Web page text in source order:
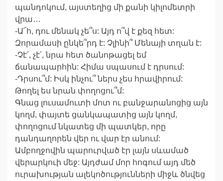
պանդոկում, այստեղից մի քանի կիլոմետրի
վրա…
-Ա՜հ, դու մենակ չե՞ս: Այդ ո՞վ է քեզ հետ:
Զորամասի ընկե՞րդ է: Չլինի՞ Մենայի տղան է:
-Չէ՛, չէ՛, նրա հետ ծանոթացել եմ
ճանապարհին: Հիմա սպասում է դրսում:
-Դրսու՞մ: Իսկ ինչու՞ ներս չես հրավիրում:
Թողել ես նրան փողոցու՞մ:
Գնաց լուսամուտի մոտ ու բանջարանոցից այն
կողմ, փայտե ցանկապատից այն կողմ,
փողոցում նկատեց մի պատկեր, որը
դանդաղորեն վեր ու վար էր անում:
Ամբողջովին պարուրված էր լայն սևամած
վերարկուի մեջ: Այդժամ մոր հոգում այդ մեծ
ուրախության ալեկոծությունների միջև ծնվեց